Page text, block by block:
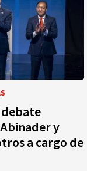
y
a cargo de